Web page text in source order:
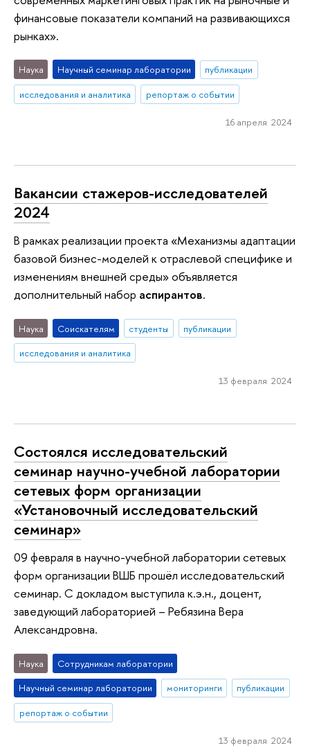
финансовые показатели компаний на развивающихся
рынках».
Наука Научный семинар лаборатории
публикации
исследования и аналитика
репортаж о событии
16 апреля 2024
Вакансии стажеров-исследователей
2024
В рамках реализации проекта «Механизмы адаптации
базовой бизнес-моделей к отраслевой специфике и
изменениям внешней среды» объявляется
дополнительный набор аспирантов.
Наука Соискателям студенты
публикации
исследования и аналитика
13 февраля 2024
Состоялся исследовательский
семинар научно-учебной лаборатории
сетевых форм организации
«Установочный исследовательский
семинар»
09 февраля в научно-учебной лаборатории сетевых
форм организации ВШБ прошёл исследовательский
семинар. С докладом выступила к.э.н., доцент,
заведующий лабораторией – Ребязина Вера
Александровна.
Наука
Сотрудникам лаборатории
Научный семинар лаборатории
мониторинги
публикации
репортаж о событии
13 февраля 2024